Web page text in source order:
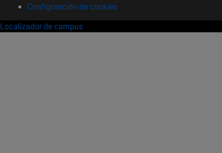
Configuración de cookies
Localizador de campus